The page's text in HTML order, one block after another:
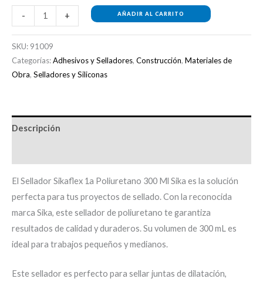
- + AÑADIR AL CARRITO
SKU: 91009
Categorías:Adhesivos y Selladores, Construcción, Materiales de
Obra, Selladores y Siliconas
Descripción
El Sellador Sikaflex 1a Poliuretano 300 Ml Sika es la solución
perfecta para tus proyectos de sellado. Con la reconocida
marca Sika, este sellador de poliuretano te garantiza
resultados de calidad y duraderos. Su volumen de 300 mL es
ideal para trabajos pequeños y medianos.
Este sellador es perfecto para sellar juntas de dilatación,